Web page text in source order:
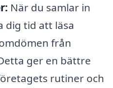
När du samlar in
dig tid att läsa
från
ger en bättre
rutiner och